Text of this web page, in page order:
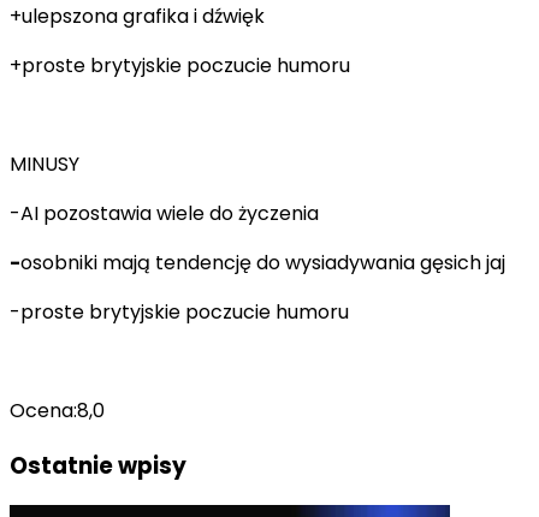
+ulepszona grafika i dźwięk
+proste brytyjskie poczucie humoru
MINUSY
-AI pozostawia wiele do życzenia
-osobniki mają tendencję do wysiadywania gęsich jaj
-proste brytyjskie poczucie humoru
Ocena:8,0
Ostatnie wpisy